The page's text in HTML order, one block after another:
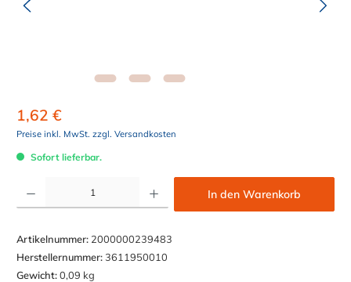
1,62 €
Preise inkl. MwSt. zzgl. Versandkosten
Sofort lieferbar.
In den Warenkorb
Artikelnummer: 2000000239483
Herstellernummer: 3611950010
Gewicht:0,09 kg